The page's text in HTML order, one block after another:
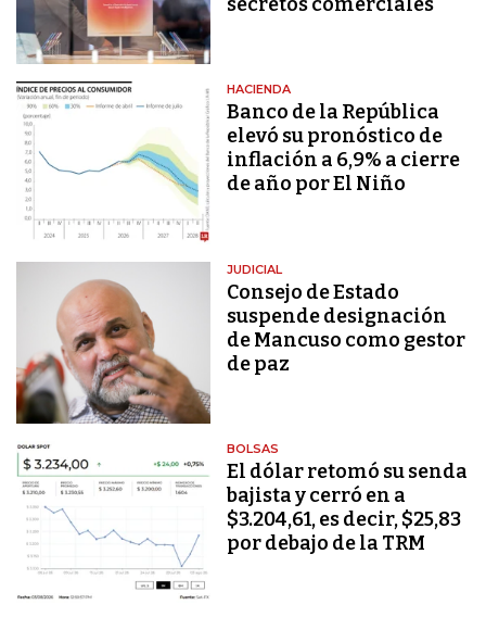
HACIENDA
Banco de la República
elevó su pronóstico de
inflación a 6,9% a cierre
de año por El Niño
JUDICIAL
Consejo de Estado
suspende designación
de Mancuso como gestor
de paz
BOLSAS
El dólar retomó su senda
bajista y cerró en a
$3.204,61, es decir, $25,83
por debajo de la TRM